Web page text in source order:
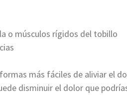
o músculos rígidos del tobillo
más fáciles de aliviar el
disminuir el dolor que